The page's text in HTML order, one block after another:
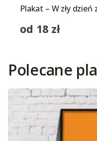
Plakat – W zły
od 18 zł
Polecane